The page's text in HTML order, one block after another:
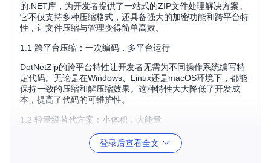
的.NET库，为开发者提供了一站式的ZIP文件处理解决方案。
它不仅支持多种压缩格式，还具备强大的加密功能和跨平台特
性，让文件压缩与管理变得简单高效。
1.1 跨平台压缩：一次编码，多平台运行
DotNetZip的跨平台特性让开发者无需为不同操作系统编写特
定代码。无论是在Windows、Linux还是macOS环境下，都能
保持一致的压缩和解压缩效果。这种特性大大降低了开发成
本，提高了代码的可维护性。
1.2 轻量级替代方案：小体积，大能量
相比其他重量级压缩库，DotNetZip以其小巧的体积和高效的
性能脱颖而出。它不需要复杂的配置，只需简单引用即可快速
登录后查看全文